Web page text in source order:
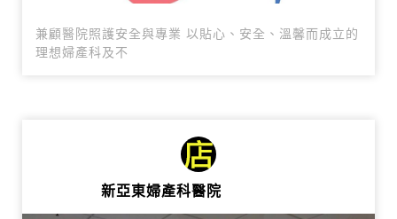
兼顧醫院照護安全與專業 以貼心、安全、溫馨而成立的
理想婦產科及不
新亞東婦產科醫院